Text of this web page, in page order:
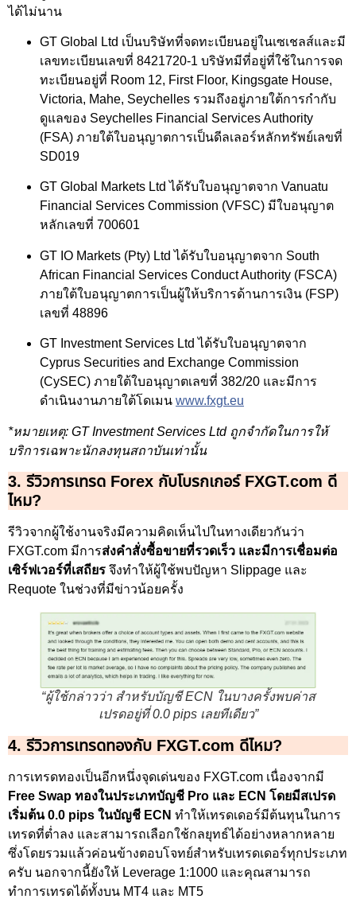
ได้ไม่นาน
GT Global Ltd เป็นบริษัทที่จดทะเบียนอยู่ในเซเชลส์และมี
เลขทะเบียนเลขที่ 8421720-1 บริษัทมีที่อยู่ที่ใช้ในการจด
ทะเบียนอยู่ที่ Room 12, First Floor, Kingsgate House,
Victoria, Mahe, Seychelles รวมถึงอยู่ภายใต้การกำกับ
ดูแลของ Seychelles Financial Services Authority
(FSA) ภายใต้ใบอนุญาตการเป็นดีลเลอร์หลักทรัพย์เลขที่
SD019
GT Global Markets Ltd ได้รับใบอนุญาตจาก Vanuatu
Financial Services Commission (VFSC) มีใบอนุญาต
หลักเลขที่ 700601
GT IO Markets (Pty) Ltd ได้รับใบอนุญาตจาก South
African Financial Services Conduct Authority (FSCA)
ภายใต้ใบอนุญาตการเป็นผู้ให้บริการด้านการเงิน (FSP)
เลขที่ 48896
GT Investment Services Ltd ได้รับใบอนุญาตจาก
Cyprus Securities and Exchange Commission
(CySEC) ภายใต้ใบอนุญาตเลขที่ 382/20 และมีการ
ดำเนินงานภายใต้โดเมน www.fxgt.eu
*หมายเหตุ: GT Investment Services Ltd ถูกจำกัดในการให้
บริการเฉพาะนักลงทุนสถาบันเท่านั้น
3. รีวิวการเทรด Forex กับโบรกเกอร์ FXGT.com ดี
ไหม?
รีวิวจากผู้ใช้งานจริงมีความคิดเห็นไปในทางเดียวกันว่า
FXGT.com มีการส่งคำสั่งซื้อขายที่รวดเร็ว และมีการเชื่อมต่อ
เซิร์ฟเวอร์ที่เสถียร จึงทำให้ผู้ใช้พบปัญหา Slippage และ
Requote ในช่วงที่มีข่าวน้อยครั้ง
“ผู้ใช้กล่าวว่า สำหรับบัญชี ECN ในบางครั้งพบค่าส
เปรดอยู่ที่ 0.0 pips เลยทีเดียว”
4. รีวิวการเทรดทองกับ FXGT.com ดีไหม?
การเทรดทองเป็นอีกหนึ่งจุดเด่นของ FXGT.com เนื่องจากมี
Free Swap ทองในประเภทบัญชี Pro และ ECN โดยมีสเปรด
เริ่มต้น 0.0 pips ในบัญชี ECN ทำให้เทรดเดอร์มีต้นทุนในการ
เทรดที่ต่ำลง และสามารถเลือกใช้กลยุทธ์ได้อย่างหลากหลาย
ซึ่งโดยรวมแล้วค่อนข้างตอบโจทย์สำหรับเทรดเดอร์ทุกประเภท
ครับ นอกจากนี้ยังให้ Leverage 1:1000 และคุณสามารถ
ทำการเทรดได้ทั้งบน MT4 และ MT5